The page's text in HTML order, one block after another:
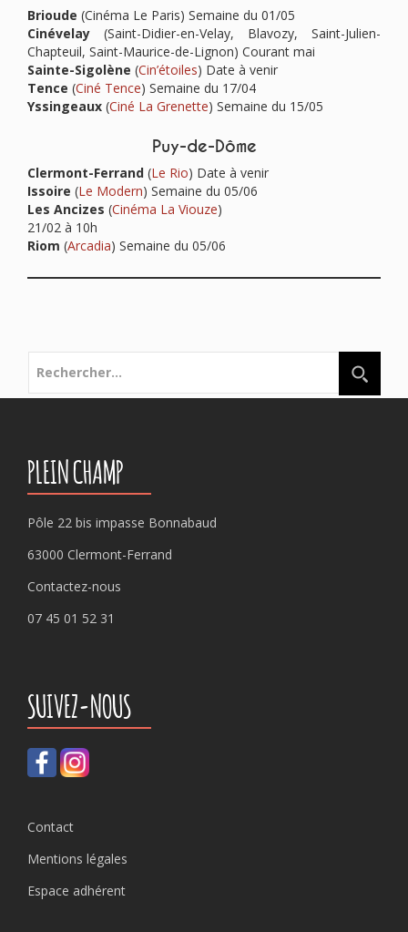
Brioude (Cinéma Le Paris) Semaine du 01/05
Cinévelay (Saint-Didier-en-Velay, Blavozy, Saint-Julien-
Chapteuil, Saint-Maurice-de-Lignon) Courant mai
Sainte-Sigolène (Cin’étoiles) Date à venir
Tence (Ciné Tence) Semaine du 17/04
Yssingeaux (Ciné La Grenette) Semaine du 15/05
Puy-de-Dôme
Clermont-Ferrand (Le Rio) Date à venir
Issoire (Le Modern) Semaine du 05/06
Les Ancizes (Cinéma La Viouze)
21/02 à 10h
Riom (Arcadia) Semaine du 05/06
PLEIN CHAMP
Pôle 22 bis impasse Bonnabaud
63000 Clermont-Ferrand
Contactez-nous
07 45 01 52 31
SUIVEZ-NOUS
Contact
Mentions légales
Espace adhérent